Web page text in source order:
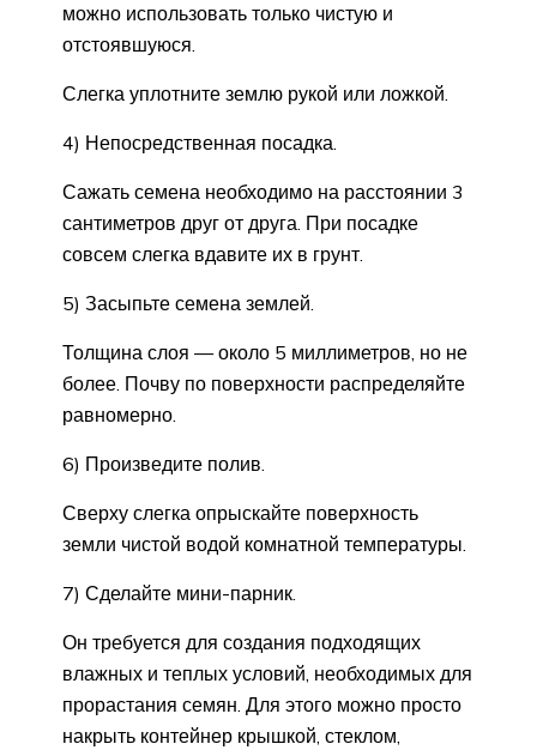
можно использовать только чистую и
отстоявшуюся.
Слегка уплотните землю рукой или ложкой.
4) Непосредственная посадка.
Сажать семена необходимо на расстоянии 3
сантиметров друг от друга. При посадке
совсем слегка вдавите их в грунт.
5) Засыпьте семена землей.
Толщина слоя — около 5 миллиметров, но не
более. Почву по поверхности распределяйте
равномерно.
6) Произведите полив.
Сверху слегка опрыскайте поверхность
земли чистой водой комнатной температуры.
7) Сделайте мини-парник.
Он требуется для создания подходящих
влажных и теплых условий, необходимых для
прорастания семян. Для этого можно просто
накрыть контейнер крышкой, стеклом,